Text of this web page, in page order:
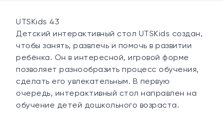
UTSKids 43
Детский интерактивный стол UTSKids создан,
чтобы занять, развлечь и помочь в развитии
ребёнка. Он в интересной, игровой форме
позволяет разнообразить процесс обучения,
сделать его увлекательным. В первую
очередь, интерактивный стол направлен на
обучение детей дошкольного возраста.